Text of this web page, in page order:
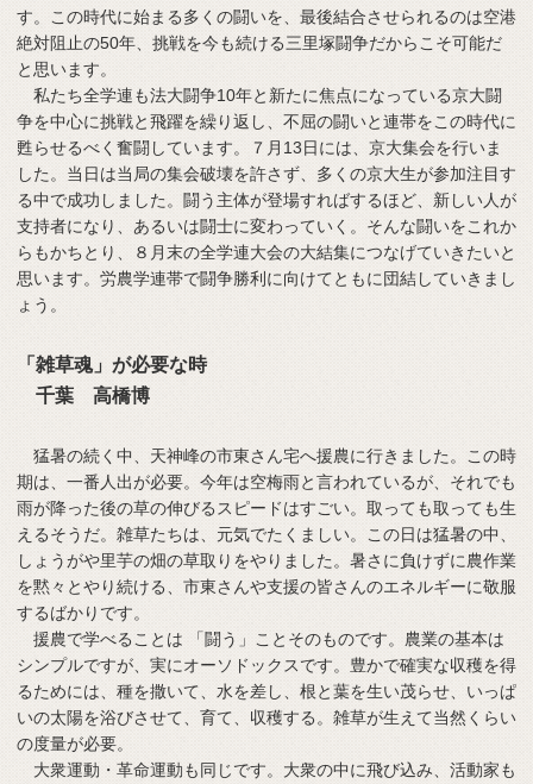
す。この時代に始まる多くの闘いを、最後結合させられるのは空港
絶対阻止の50年、挑戦を今も続ける三里塚闘争だからこそ可能だ
と思います。
私たち全学連も法大闘争10年と新たに焦点になっている京大闘
争を中心に挑戦と飛躍を繰り返し、不屈の闘いと連帯をこの時代に
甦らせるべく奮闘しています。７月13日には、京大集会を行いま
した。当日は当局の集会破壊を許さず、多くの京大生が参加注目す
る中で成功しました。闘う主体が登場すればするほど、新しい人が
支持者になり、あるいは闘士に変わっていく。そんな闘いをこれか
らもかちとり、８月末の全学連大会の大結集につなげていきたいと
思います。労農学連帯で闘争勝利に向けてともに団結していきまし
ょう。
「雑草魂」が必要な時
千葉 高橋博
猛暑の続く中、天神峰の市東さん宅へ援農に行きました。この時
期は、一番人出が必要。今年は空梅雨と言われているが、それでも
雨が降った後の草の伸びるスピードはすごい。取っても取っても生
えるそうだ。雑草たちは、元気でたくましい。この日は猛暑の中、
しょうがや里芋の畑の草取りをやりました。暑さに負けずに農作業
を黙々とやり続ける、市東さんや支援の皆さんのエネルギーに敬服
するばかりです。
援農で学べることは 「闘う」ことそのものです。農業の基本は
シンプルですが、実にオーソドックスです。豊かで確実な収穫を得
るためには、種を撒いて、水を差し、根と葉を生い茂らせ、いっぱ
いの太陽を浴びさせて、育て、収穫する。雑草が生えて当然くらい
の度量が必要。
大衆運動・革命運動も同じです。大衆の中に飛び込み、活動家も